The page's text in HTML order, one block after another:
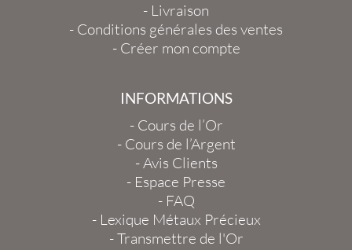
- Livraison
- Conditions générales des ventes
- Créer mon compte
INFORMATIONS
- Cours de l’Or
- Cours de l’Argent
-Avis Clients
- Espace Presse
- FAQ
- Lexique Métaux Précieux
-Transmettre de l'Or